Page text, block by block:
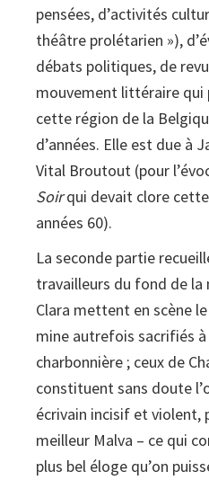
pensées, d’activités
théâtre prolétarien »),
débats politiques, de
mouvement littéraire qui
cette région de la
d’années. Elle est due à
Vital Broutout (pour
Soirqui devait clore
années 60).
La seconde partie
travailleurs du fond de la
Clara mettent en scène
mine autrefois sacrifiés
charbonnière ; ceux de
constituent sans doute
écrivain incisif et violent,
meilleur Malva – ce qui
plus bel éloge qu’on